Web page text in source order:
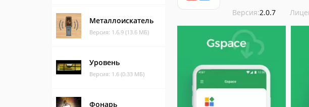
Металлоискатель
Версия: 1.6.9 (13.6 МБ)
Уровень
Версия: 1.6 (0.33 МБ)
Фонарь
Версия:2.0.7